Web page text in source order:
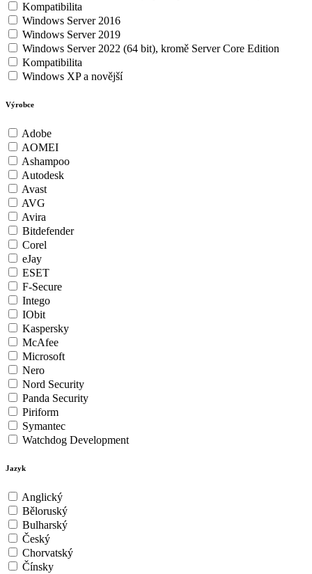
Kompatibilita
Windows Server 2016
Windows Server 2019
Windows Server 2022 (64 bit), kromě Server Core Edition
Kompatibilita
Windows XP a novější
Výrobce
Adobe
AOMEI
Ashampoo
Autodesk
Avast
AVG
Avira
Bitdefender
Corel
eJay
ESET
F-Secure
Intego
IObit
Kaspersky
McAfee
Microsoft
Nero
Nord Security
Panda Security
Piriform
Symantec
Watchdog Development
Jazyk
Anglický
Běloruský
Bulharský
Český
Chorvatský
Čínsky